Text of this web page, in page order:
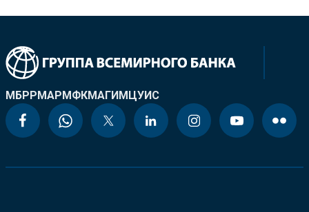
МБРРМАРМФКМАГИМЦУИС